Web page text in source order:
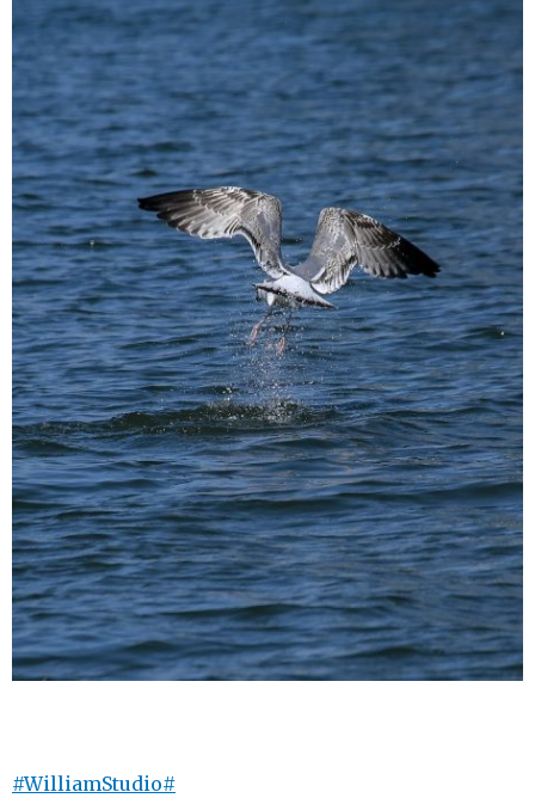
#WilliamStudio#